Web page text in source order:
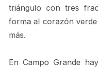
triángulo con tres
forma al corazón
más.
En Campo Grande